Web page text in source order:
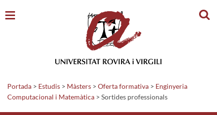
Portada > Estudis > Màsters > Oferta formativa > Enginyeria
Computacional i Matemàtica > Sortides professionals